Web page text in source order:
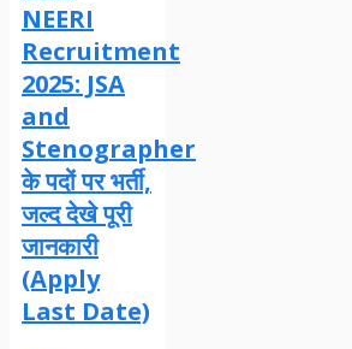
NEERI
Recruitment
2025: JSA
and
Stenographer
के पदों पर भर्ती,
जल्द देखे पूरी
जानकारी
(Apply
Last Date)